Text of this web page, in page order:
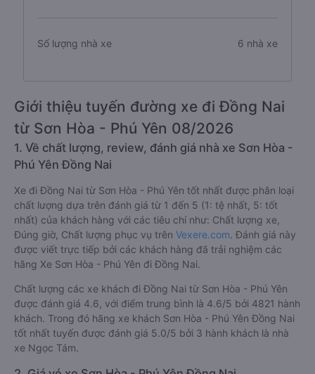
Số lượng nhà xe 6 nhà xe
Giới thiệu tuyến đường xe đi Đồng Nai
từ Sơn Hòa - Phú Yên 08/2026
1. Về chất lượng, review, đánh giá nhà xe Sơn Hòa -
Phú Yên Đồng Nai
Xe đi Đồng Nai từ Sơn Hòa - Phú Yên tốt nhất được phân loại
chất lượng dựa trên đánh giá từ 1 đến 5 (1: tệ nhất, 5: tốt
nhất) của khách hàng với các tiêu chí như: Chất lượng xe,
Đúng giờ, Chất lượng phục vụ trên Vexere.com. Đánh giá này
được viết trực tiếp bởi các khách hàng đã trải nghiệm các
hãng Xe Sơn Hòa - Phú Yên đi Đồng Nai.
Chất lượng các xe khách đi Đồng Nai từ Sơn Hòa - Phú Yên
được đánh giá 4.6, với điểm trung bình là 4.6/5 bởi 4821 hành
khách. Trong đó hãng xe khách Sơn Hòa - Phú Yên Đồng Nai
tốt nhất tuyến được đánh giá 5.0/5 bởi 3 hành khách là nhà
xe Ngọc Tám.